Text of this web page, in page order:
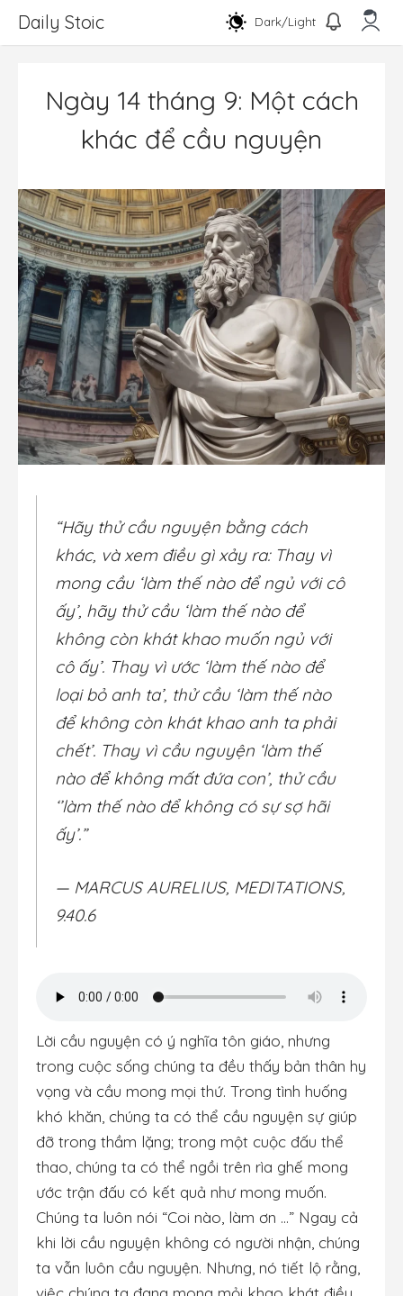
đến
Daily Stoic Dark/Light
Ngày 14 tháng 9: Một cách
khác để cầu nguyện
“Hãy thử cầu nguyện bằng cách
khác, và xem điều gì xảy ra: Thay vì
mong cầu ‘làm thế nào để ngủ với cô
ấy’, hãy thử cầu ‘làm thế nào để
không còn khát khao muốn ngủ với
cô ấy’. Thay vì ước ‘làm thế nào để
loại bỏ anh ta’, thử cầu ‘làm thế nào
để không còn khát khao anh ta phải
chết’. Thay vì cầu nguyện ‘làm thế
nào để không mất đứa con’, thử cầu
‘’làm thế nào để không có sự sợ hãi
ấy’.”
— MARCUS AURELIUS, MEDITATIONS,
9.40.6
Lời cầu nguyện có ý nghĩa tôn giáo, nhưng
trong cuộc sống chúng ta đều thấy bản thân hy
vọng và cầu mong mọi thứ. Trong tình huống
khó khăn, chúng ta có thể cầu nguyện sự giúp
đỡ trong thầm lặng; trong một cuộc đấu thể
thao, chúng ta có thể ngồi trên rìa ghế mong
ước trận đấu có kết quả như mong muốn.
Chúng ta luôn nói “Coi nào, làm ơn …” Ngay cả
khi lời cầu nguyện không có người nhận, chúng
ta vẫn luôn cầu nguyện. Nhưng, nó tiết lộ rằng,